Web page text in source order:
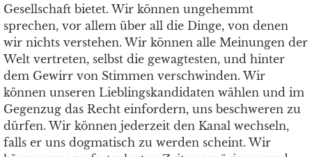
Gesellschaft bietet. Wir können ungehemmt
sprechen, vor allem über all die Dinge, von denen
wir nichts verstehen. Wir können alle Meinungen der
Welt vertreten, selbst die gewagtesten, und hinter
dem Gewirr von Stimmen verschwinden. Wir
können unseren Lieblingskandidaten wählen und im
Gegenzug das Recht einfordern, uns beschweren zu
dürfen. Wir können jederzeit den Kanal wechseln,
falls er uns dogmatisch zu werden scheint. Wir